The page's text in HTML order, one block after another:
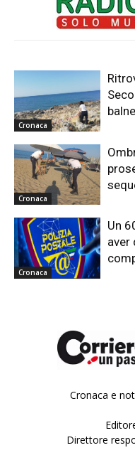
Cronaca
Cronaca
Cronaca
Un
aver
Cronaca e
Direttore